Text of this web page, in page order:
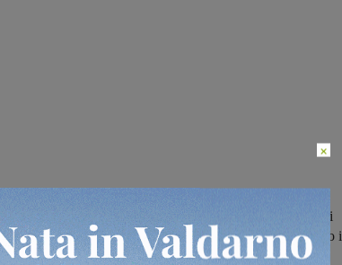
è avvenuto nella mattinata, coinvolte due auto: uno dei
è stato trasportato all’ospedale della Gruccia. Sul posto i
i Vigili del Fuoco di Montevarchi e Carabinieri
×